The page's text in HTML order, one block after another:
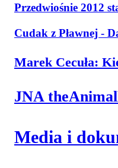
Przedwiośnie 2012
Cudak z Pławnej -
Marek Cecuła:
JNA
Media i